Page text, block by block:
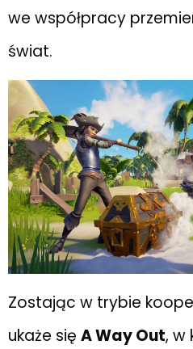
we współpracy
świat.
Zostając w trybie
ukaże się A Way Out, w